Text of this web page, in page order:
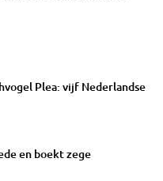
Plea: vijf Nederlandse
en boekt zege